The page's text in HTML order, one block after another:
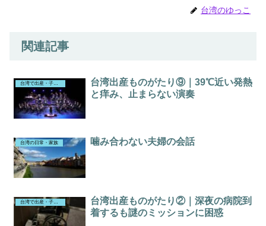
台湾のゆっこ
関連記事
台湾で出産・子育て（43歳で出産）台湾出産ものがたり⑨｜39℃近い発熱
と痒み、止まらない演奏
台湾の日常・家族 噛み合わない夫婦の会話
台湾で出産・子育て（43歳で出産）台湾出産ものがたり②｜深夜の病院到
着するも謎のミッションに困惑